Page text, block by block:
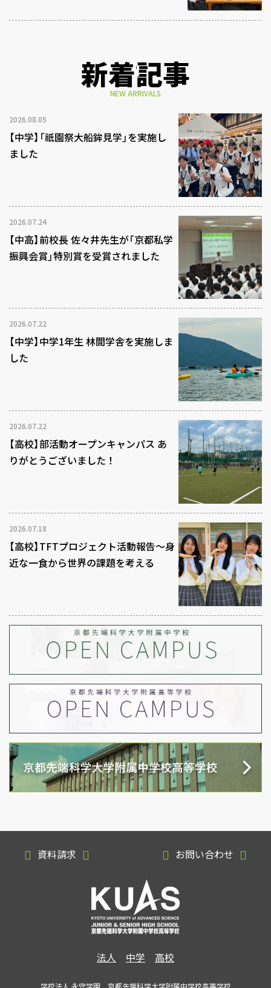
新着記事
NEW ARRIVALS
2026.08.05
【中学】「祇園祭大船鉾見学」を実施し
ました
2026.07.24
【中高】前校長 佐々井先生が「京都私学
振興会賞」特別賞を受賞されました
2026.07.22
【中学】中学1年生 林間学舎を実施しま
した
2026.07.22
【高校】部活動オープンキャンパス あ
りがとうございました！
2026.07.18
【高校】TFTプロジェクト活動報告～身
近な一食から世界の課題を考える
資料請求 お問い合わせ
法人 中学 高校
学校法人 永守学園 京都先端科学大学附属中学校高等学校